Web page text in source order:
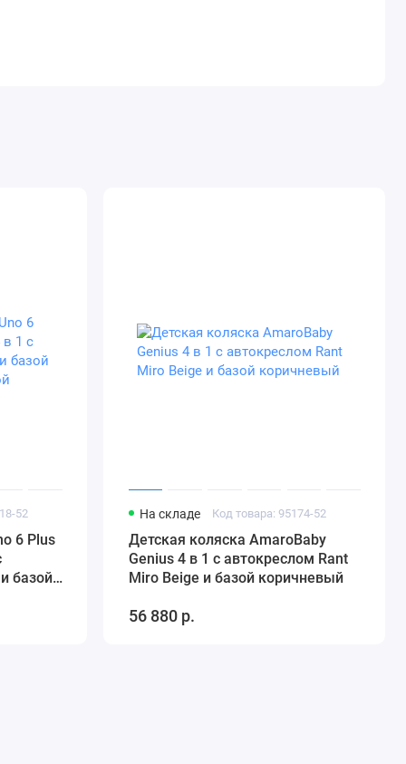
52
6 Plus
базой
На складе Код товара: 95174-52
Детская коляска AmaroBaby
Genius 4 в 1 с автокреслом Rant
Miro Beige и базой коричневый
56 880 р.